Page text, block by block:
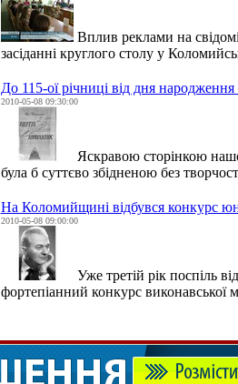
Вплив реклами на
засіданні круглого столу у
До 115-ої річниці від дня
2010-05-08 09:30:00
Яскравою сторінкою
була б суттєво збідненою без
На Коломийщині відбувся конкурс
2010-05-08 09:00:00
Уже третій рік поспіль
фортепіанний конкурс виконавської